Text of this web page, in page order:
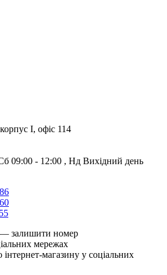
І, офіс 114
09:00 - 12:00 , Нд Вихідний день
— залишити номер
мережах
магазину у соціальних